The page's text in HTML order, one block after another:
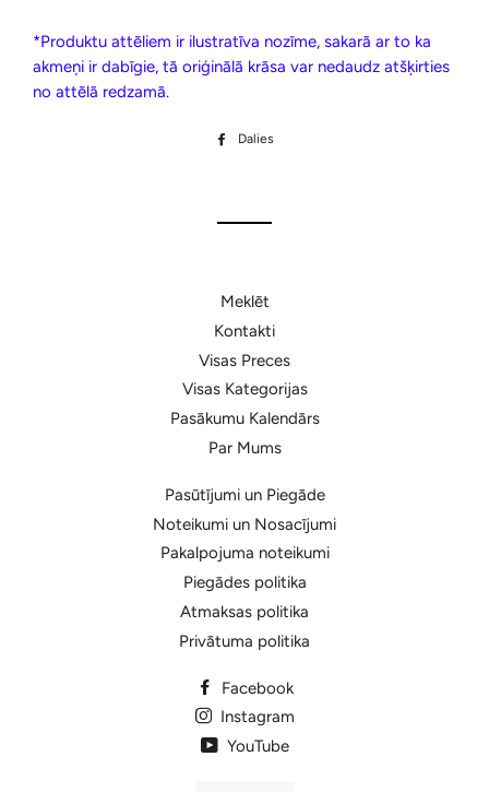
*Produktu attēliem ir ilustratīva nozīme, sakarā ar to ka
akmeņi ir dabīgie, tā oriģinālā krāsa var nedaudz atšķirties
no attēlā redzamā.
Dalies
Meklēt
Kontakti
Visas Preces
Visas Kategorijas
Pasākumu Kalendārs
Par Mums
Pasūtījumi un Piegāde
Noteikumi un Nosacījumi
Pakalpojuma noteikumi
Piegādes politika
Atmaksas politika
Privātuma politika
Facebook
Instagram
YouTube